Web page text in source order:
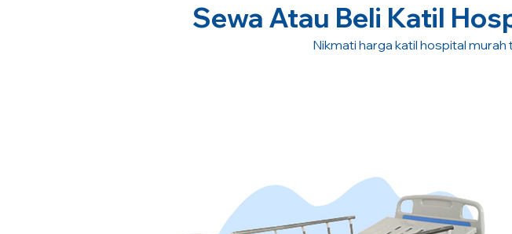
Sewa Atau Beli Katil
Nikmati harga katil hospital murah